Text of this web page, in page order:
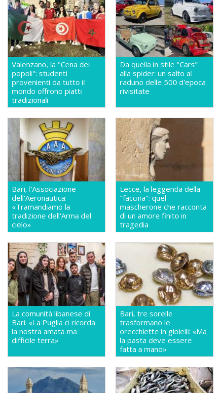
Valenzano, la "Cena dei
popoli": studenti
provenienti da tutto il
mondo offrono piatti
tradizionali
Da quella in stile "Cars"
alla spider: un salto al
raduno delle 500 d'epoca
rivisitate
Bari, l'Associazione
dell'Aeronautica:
«Tramandiamo la
tradizione dell'Arma del
cielo»
Lecce, la leggenda della
"faccina": quel
mascherone che racconta
di un amore finito in
tragedia
La comunità libanese di
Bari: «La Puglia ci ricorda
la nostra amata ma
difficile terra»
Bari, tre sorelle
trasformano le
orecchiette in gioielli: «Ma
la pasta deve essere
fatta a mano»